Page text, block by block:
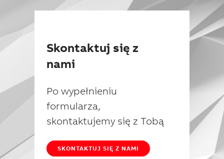
Skontaktuj się z
nami
Po wypełnieniu
formularza,
skontaktujemy się z Tobą
SKONTAKTUJ SIĘ Z NAMI